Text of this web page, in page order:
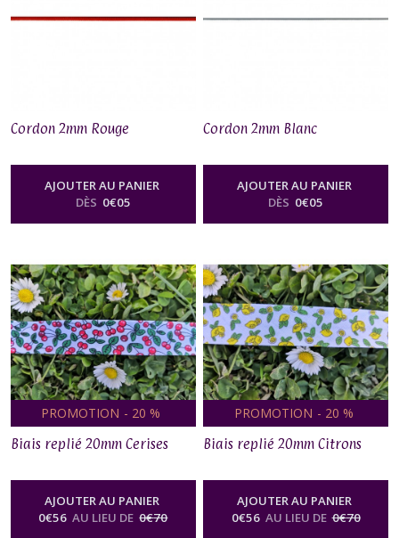
Cordon 2mm Rouge
AJOUTER AU PANIER
DÈS 0€05
Cordon 2mm Blanc
AJOUTER AU PANIER
DÈS 0€05
PROMOTION - 20 %
Biais replié 20mm Cerises
AJOUTER AU PANIER
0€56 AU LIEU DE 0€70
PROMOTION - 20 %
Biais replié 20mm Citrons
AJOUTER AU PANIER
0€56 AU LIEU DE 0€70